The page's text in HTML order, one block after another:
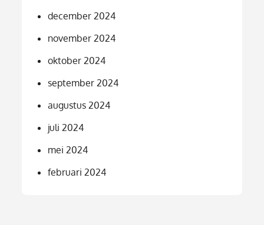
december 2024
november 2024
oktober 2024
september 2024
augustus 2024
juli 2024
mei 2024
februari 2024